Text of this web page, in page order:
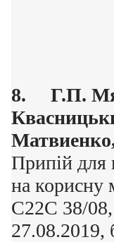
8. Г.П.
Припій для
на
C22C 38/